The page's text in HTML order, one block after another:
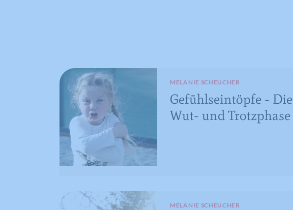
MELANIE SCHEUCHER
Gefühlseintöpfe - Die
Wut- und Trotzphase
MELANIE SCHEUCHER